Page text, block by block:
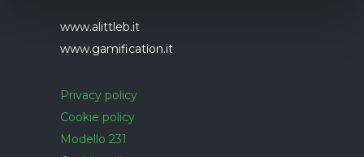
www.alittleb.it
www.gamification.it
Privacy policy
Cookie policy
Modello 231